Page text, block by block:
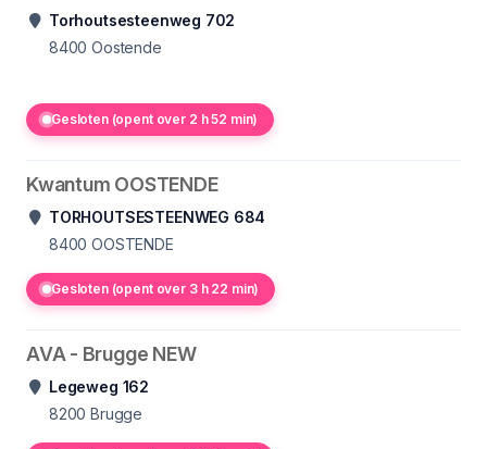
Torhoutsesteenweg 702
8400 Oostende
Gesloten (opent over 2 h 52 min)
Kwantum OOSTENDE
TORHOUTSESTEENWEG 684
8400 OOSTENDE
Gesloten (opent over 3 h 22 min)
AVA - Brugge NEW
Legeweg 162
8200 Brugge